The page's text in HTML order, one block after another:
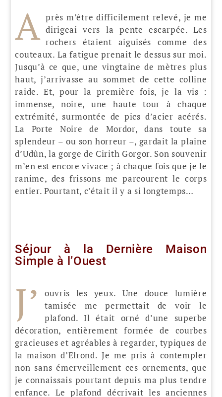
A près m’être difficilement relevé, je me
dirigeai vers la pente escarpée. Les
rochers étaient aiguisés comme des
couteaux. La fatigue prenait le dessus sur moi.
Jusqu’à ce que, une vingtaine de mètres plus
haut, j’arrivasse au sommet de cette colline
raide. Et, pour la première fois, je la vis :
immense, noire, une haute tour à chaque
extrémité, surmontée de pics d’acier acérés.
La Porte Noire de Mordor, dans toute sa
splendeur – ou son horreur –, gardait la plaine
d’Udûn, la gorge de Cirith Gorgor. Son souvenir
m’en est encore vivace ; à chaque fois que je le
ranime, des frissons me parcourent le corps
entier. Pourtant, c’était il y a si longtemps…
Séjour à la Dernière Maison
Simple à l’Ouest
J’
ouvris les yeux. Une douce lumière
tamisée me permettait de voir le
plafond. Il était orné d’une superbe
décoration, entièrement formée de courbes
gracieuses et agréables à regarder, typiques de
la maison d’Elrond. Je me pris à contempler
non sans émerveillement ces ornements, que
je connaissais pourtant depuis ma plus tendre
enfance. Le plafond décrivait les anciennes